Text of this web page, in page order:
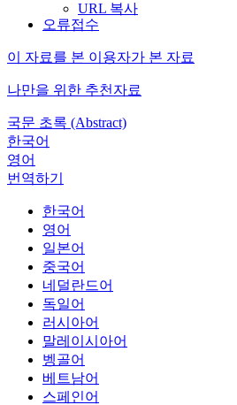
URL 복사
오류접수
이 자료를 본 이용자가 본 자료
나만을 위한 추천자료
국문 초록 (Abstract)
한국어
영어
번역하기
한국어
영어
일본어
중국어
네덜란드어
독일어
러시아어
말레이시아어
벵골어
베트남어
스페인어